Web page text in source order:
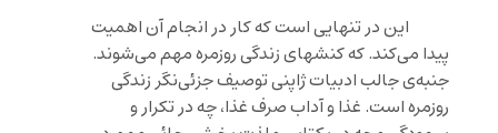
این در تنهایی است که کار در انجام آن اهمیت
پیدا می‌کند. که کنشهای زندگی روزمره مهم می‌شوند.
جنبه‌ی جالب ادبیات ژاپنی توصیف جزئی‌نگر زندگی
روزمره است. غذا و آداب صرف غذا، چه در تکرار و